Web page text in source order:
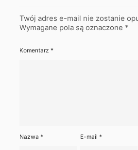
Twój adres e-mail nie zostanie
Wymagane pola są oznaczone *
Komentarz *
Nazwa * E-mail*